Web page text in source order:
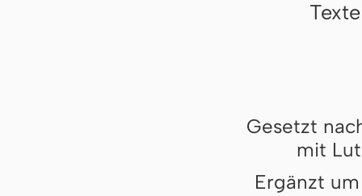
Gesetzt
mit
Ergänzt